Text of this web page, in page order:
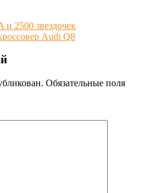
2500 звездочек
Audi Q8
Обязательные поля